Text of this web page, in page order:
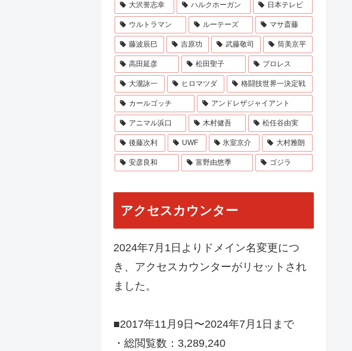
大沢誉志幸 ハルクホーガン 日本テレビ
ウルトラマン ルーテーズ マサ斎藤
藤波辰巳 吉原功 武藤敬司 筒美京平
高田延彦 松田聖子 プロレス
大瀧詠一 ヒロマツダ 格闘技世界一決定戦
カールゴッチ アンドレザジャイアント
アニマル浜口 木村健吾 松任谷由実
後藤次利 UWF 氷室京介 大村雅朗
安彦良和 富野由悠季 ゴジラ
アクセスカウンター
2024年7月1日よりドメイン名変更につ
き、アクセスカウンターがリセットされ
ました。
■2017年11月9日〜2024年7月1日まで
・総閲覧数：3,289,240